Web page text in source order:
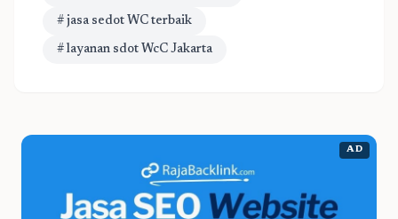
# jasa sedot WC terbaik
# layanan sdot WcC Jakarta
AD